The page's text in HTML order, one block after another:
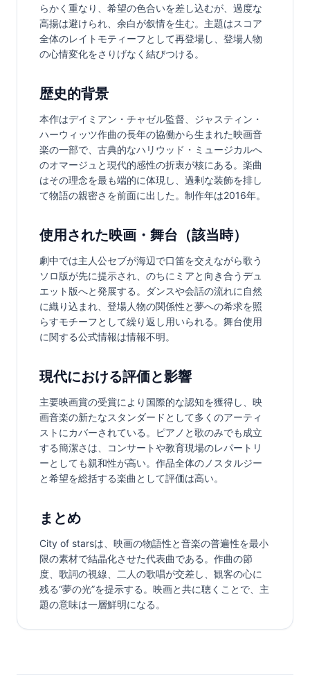
らかく重なり、希望の色合いを差し込むが、過度な
高揚は避けられ、余白が叙情を生む。主題はスコア
全体のレイトモティーフとして再登場し、登場人物
の心情変化をさりげなく結びつける。
歴史的背景
本作はデイミアン・チャゼル監督、ジャスティン・
ハーウィッツ作曲の長年の協働から生まれた映画音
楽の一部で、古典的なハリウッド・ミュージカルへ
のオマージュと現代的感性の折衷が核にある。楽曲
はその理念を最も端的に体現し、過剰な装飾を排し
て物語の親密さを前面に出した。制作年は2016年。
使用された映画・舞台（該当時）
劇中では主人公セブが海辺で口笛を交えながら歌う
ソロ版が先に提示され、のちにミアと向き合うデュ
エット版へと発展する。ダンスや会話の流れに自然
に織り込まれ、登場人物の関係性と夢への希求を照
らすモチーフとして繰り返し用いられる。舞台使用
に関する公式情報は情報不明。
現代における評価と影響
主要映画賞の受賞により国際的な認知を獲得し、映
画音楽の新たなスタンダードとして多くのアーティ
ストにカバーされている。ピアノと歌のみでも成立
する簡潔さは、コンサートや教育現場のレパートリ
ーとしても親和性が高い。作品全体のノスタルジー
と希望を総括する楽曲として評価は高い。
まとめ
City of starsは、映画の物語性と音楽の普遍性を最小
限の素材で結晶化させた代表曲である。作曲の節
度、歌詞の視線、二人の歌唱が交差し、観客の心に
残る“夢の光”を提示する。映画と共に聴くことで、主
題の意味は一層鮮明になる。